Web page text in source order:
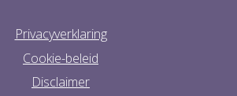
Privacyverklaring
Cookie-beleid
Disclaimer